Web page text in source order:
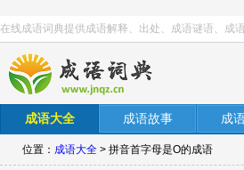
在线成语词典提供成语解释、出处、成语谜语、成
成语大全 成语故事 成
位置： 成语大全 > 拼音首字母是O的成语